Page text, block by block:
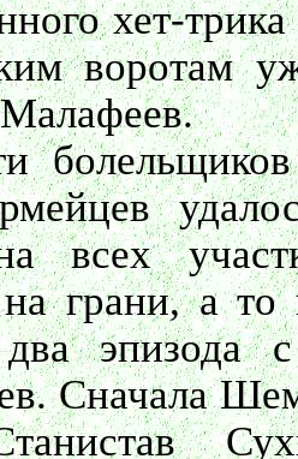
хет-
воротам
всех
на грани, а
эпизода
Сначала